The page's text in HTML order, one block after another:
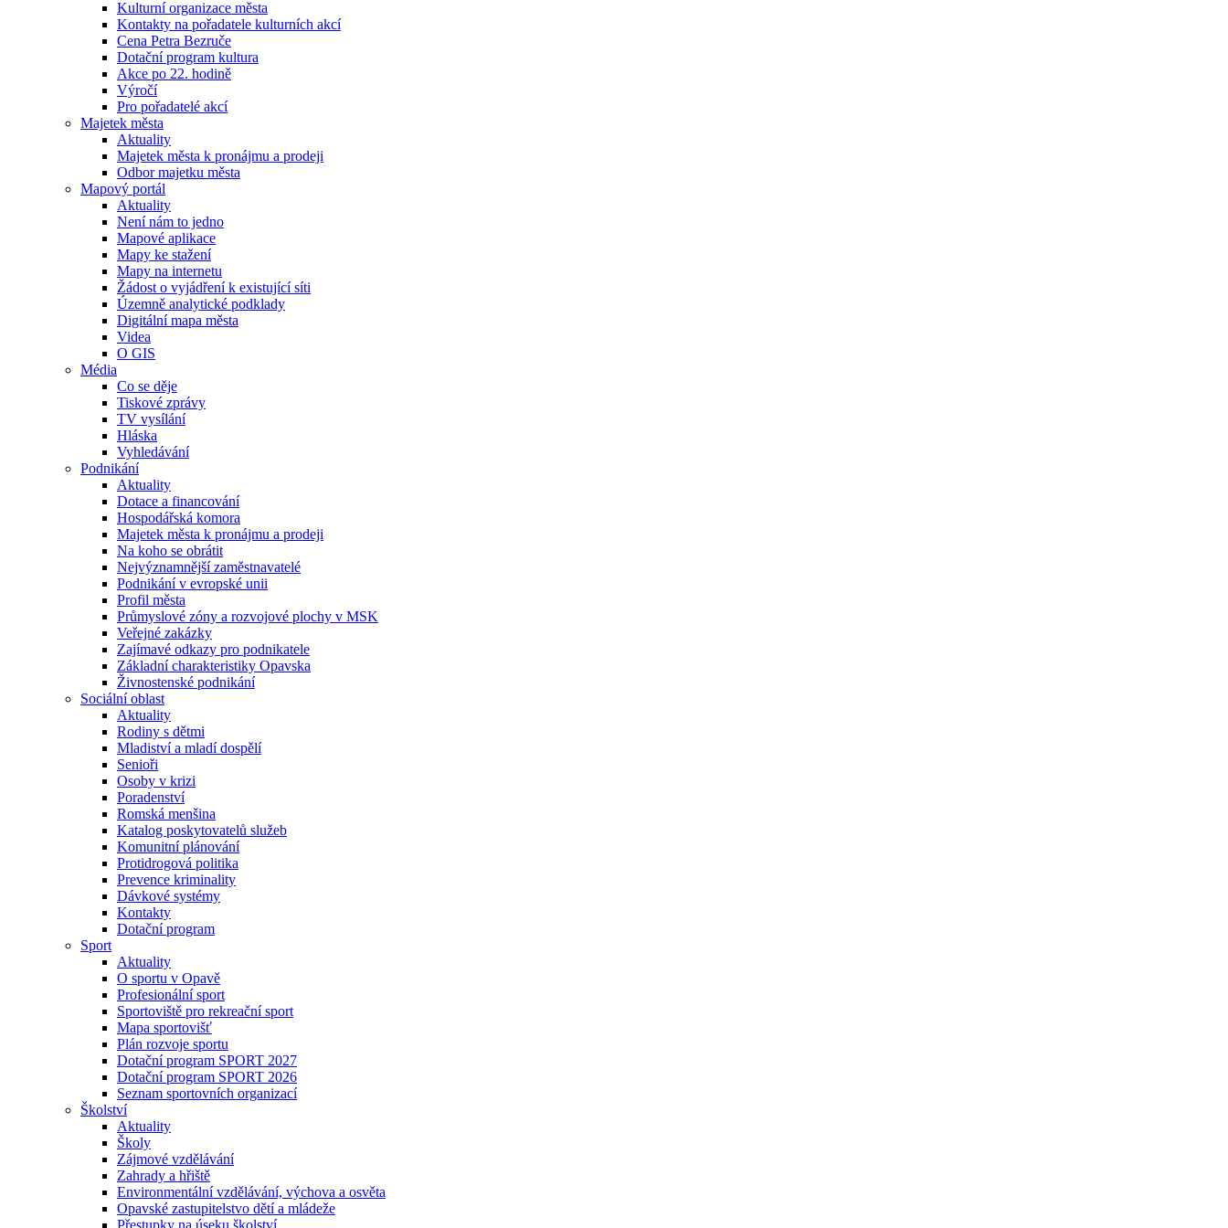
Kulturní organizace města
Kontakty na pořadatele kulturních akcí
Cena Petra Bezruče
Dotační program kultura
Akce po 22. hodině
Výročí
Pro pořadatelé akcí
Majetek města
Aktuality
Majetek města k pronájmu a prodeji
Odbor majetku města
Mapový portál
Aktuality
Není nám to jedno
Mapové aplikace
Mapy ke stažení
Mapy na internetu
Žádost o vyjádření k existující síti
Územně analytické podklady
Digitální mapa města
Videa
O GIS
Média
Co se děje
Tiskové zprávy
TV vysílání
Hláska
Vyhledávání
Podnikání
Aktuality
Dotace a financování
Hospodářská komora
Majetek města k pronájmu a prodeji
Na koho se obrátit
Nejvýznamnější zaměstnavatelé
Podnikání v evropské unii
Profil města
Průmyslové zóny a rozvojové plochy v MSK
Veřejné zakázky
Zajímavé odkazy pro podnikatele
Základní charakteristiky Opavska
Živnostenské podnikání
Sociální oblast
Aktuality
Rodiny s dětmi
Mladiství a mladí dospělí
Senioři
Osoby v krizi
Poradenství
Romská menšina
Katalog poskytovatelů služeb
Komunitní plánování
Protidrogová politika
Prevence kriminality
Dávkové systémy
Kontakty
Dotační program
Sport
Aktuality
O sportu v Opavě
Profesionální sport
Sportoviště pro rekreační sport
Mapa sportovišť
Plán rozvoje sportu
Dotační program SPORT 2027
Dotační program SPORT 2026
Seznam sportovních organizací
Školství
Aktuality
Školy
Zájmové vzdělávání
Zahrady a hřiště
Environmentální vzdělávání, výchova a osvěta
Opavské zastupitelstvo dětí a mládeže